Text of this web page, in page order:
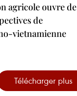
agricole ouvre de
de
vietnamienne
Télécharger plus